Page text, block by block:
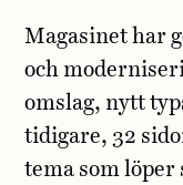
Magasinet har
och
omslag, nytt
tidigare, 32
tema som löper